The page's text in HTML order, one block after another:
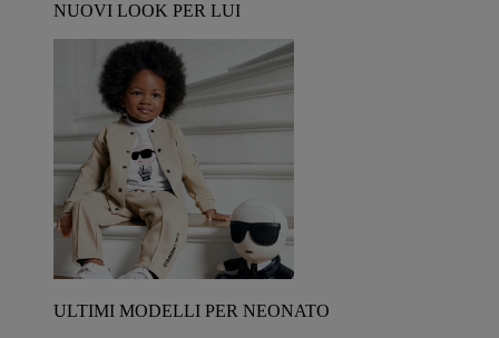
NUOVI LOOK PER LUI
ULTIMI MODELLI PER NEONATO